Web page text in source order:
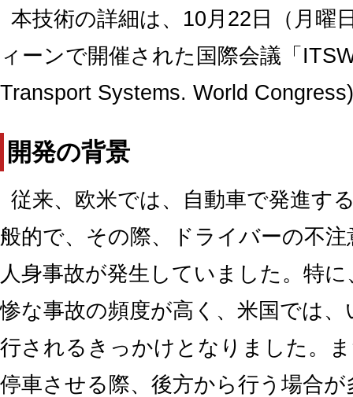
本技術の詳細は、10月22日（月曜
ィーンで開催された国際会議「
Transport Systems. World
開発の背景
従来、欧米では、自動車で発進す
般的で、その際、ドライバーの不
人身事故が発生していました。特
惨な事故の頻度が高く、米国では
行されるきっかけとなりました。
停車させる際、後方から行う場合